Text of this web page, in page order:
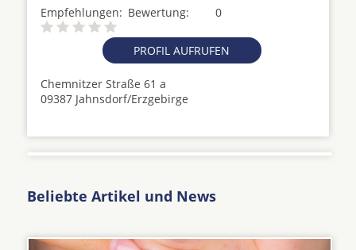
Empfehlungen: 0
Bewertung:
PROFIL AUFRUFEN
Chemnitzer Straße 61 a
09387 Jahnsdorf/Erzgebirge
Beliebte Artikel und News